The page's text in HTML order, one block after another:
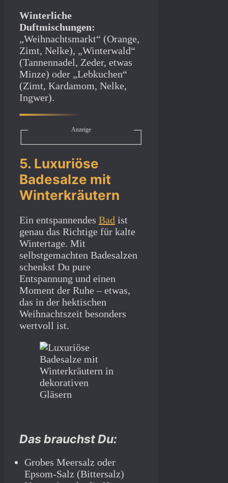
Winterliche
Duftmischungen:
„Weihnachtsmarkt“ (Orange,
Zimt, Nelke), „Winterwald“
(Tannennadel, Zeder, etwas
Minze) oder „Lebkuchen“
(Zimt, Kardamom, Nelke,
Ingwer).
Anzeige
5. Luxuriöse
Badesalze mit
Winterkräutern
Ein entspannendes Bad ist
genau das Richtige für kalte
Wintertage. Mit
selbstgemachten Badesalzen
schenkst Du pure
Entspannung und einen
Moment der Ruhe – etwas,
das in der hektischen
Weihnachtszeit besonders
wertvoll ist.
Das brauchst Du:
Grobes Meersalz oder
Epsom-Salz (Bittersalz)